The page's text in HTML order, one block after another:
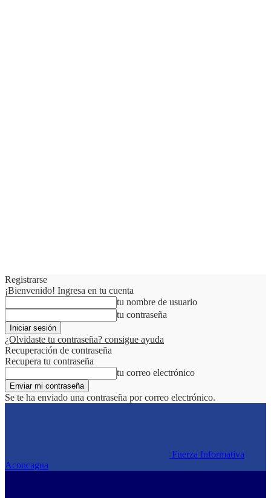
Registrarse
¡Bienvenido! Ingresa en tu cuenta
tu nombre de usuario
tu contraseña
¿Olvidaste tu contraseña? consigue ayuda
Recuperación de contraseña
Recupera tu contraseña
tu correo electrónico
Se te ha enviado una contraseña por correo electrónico.
Fuerza Informativa
Aconcagua